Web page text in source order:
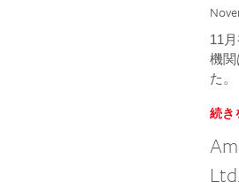
11
機関
た。
続き
Ltd.